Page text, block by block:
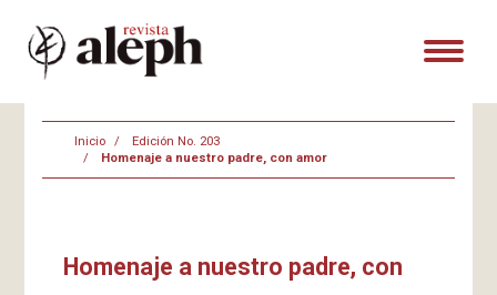
Inicio
Edición No. 203
Homenaje a nuestro padre, con amor
Homenaje a nuestro padre, con